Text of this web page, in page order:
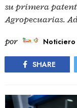
su primera
Agropecuarias.
por
SHARE